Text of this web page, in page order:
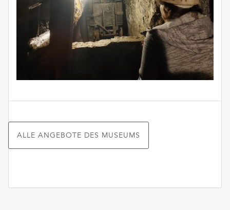
ALLE ANGEBOTE DES MUSEUMS